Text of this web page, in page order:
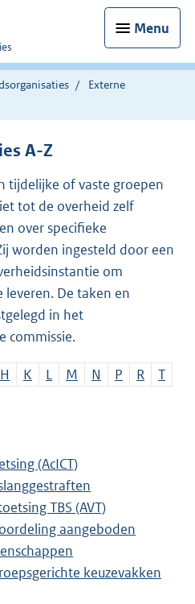
Menu
Externe
A-Z
tijdelijke of vaste groepen
tot de overheid zelf
over specifieke
worden ingesteld door een
om
De taken en
in het
commissie.
H K L M N P R
T
(AcICT)
TBS (AVT)
aangeboden
keuzevakken